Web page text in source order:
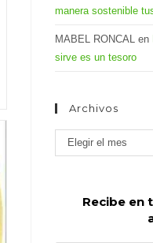
manera sostenible
MABEL RONCAL en
sirve es un tesoro
Archivos
Archivos
Elegir el mes
Recibe en